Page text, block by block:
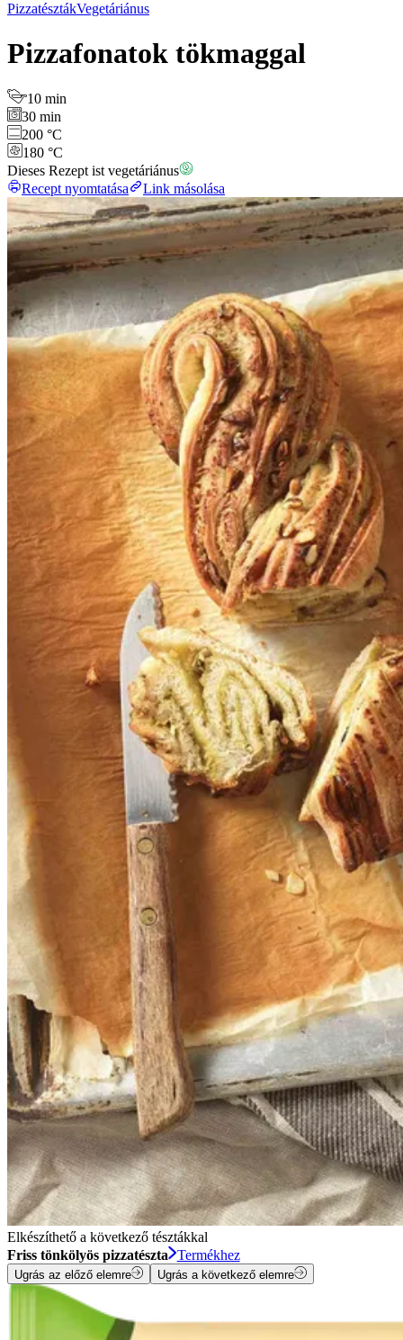
PizzatésztákVegetáriánus
Pizzafonatok tökmaggal
10 min
30 min
200 °C
180 °C
Dieses Rezept ist vegetáriánus
Recept nyomtatása
Link másolása
Elkészíthető a következő tésztákkal
Friss tönkölyös pizzatészta
Termékhez
Ugrás az előző elemre Ugrás a következő elemre